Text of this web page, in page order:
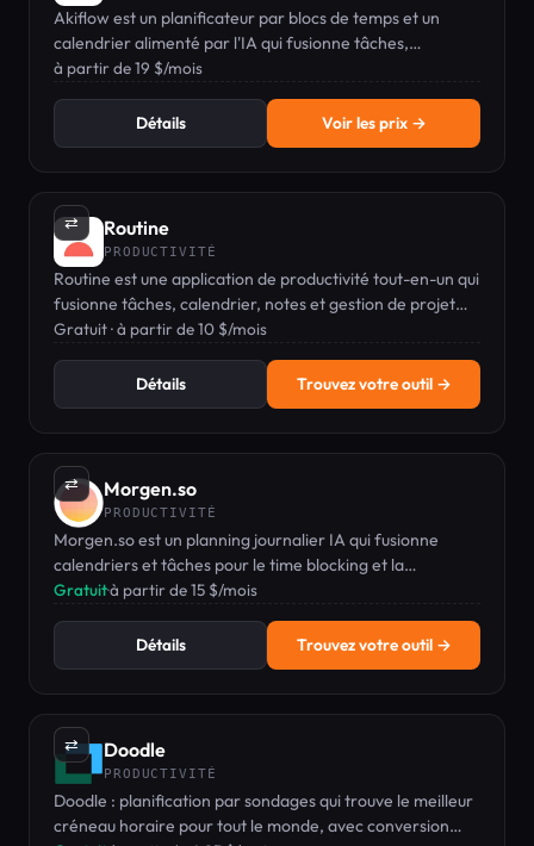
Akiflow est un planificateur par blocs de temps et un
calendrier alimenté par l'IA qui fusionne tâches,
calendrier et boîte de réception en une seule barre de
à partir de 19 $/mois
Détails Voir les prix →
⇄ Routine
PRODUCTIVITÉ
Routine est une application de productivité tout-en-un qui
fusionne tâches, calendrier, notes et gestion de projet
avec des fonctionnalités basées sur l'IA.
Gratuit · à partir de 10 $/mois
Détails Trouvez votre outil →
⇄ Morgen.so
PRODUCTIVITÉ
Morgen.so est un planning journalier IA qui fusionne
calendriers et tâches pour le time blocking et la
planification.
Gratuit·à partir de 15 $/mois
Détails Trouvez votre outil →
⇄ Doodle
PRODUCTIVITÉ
Doodle : planification par sondages qui trouve le meilleur
créneau horaire pour tout le monde, avec conversion